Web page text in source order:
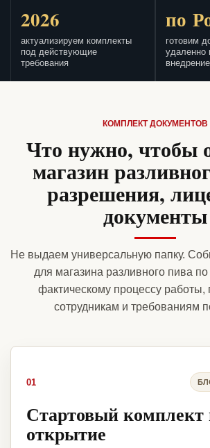
2026
актуализируем комплекты
под действующие
требования
по
готовим
удаленно
внедрение
КОМПЛЕКТ ДОКУМЕНТОВ
Что нужно, чтобы
магазин
разрешения,
документы
Не выдаем универсальную папку.
для магазина разливного пива
фактическому процессу
сотрудникам и требованиям
01
Стартовый комплект
открытие